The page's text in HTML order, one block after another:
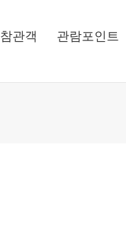
참관객 관람포인트